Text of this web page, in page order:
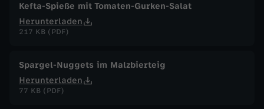
Kefta-Spieße mit Tomaten-Gurken-Salat
Herunterladen
217 KB (PDF)
Spargel-Nuggets im Malzbierteig
Herunterladen
77 KB (PDF)